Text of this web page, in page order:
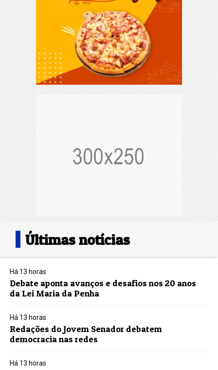
Últimas notícias
Há 13 horas
Debate aponta avanços e desafios nos 20 anos
da Lei Maria da Penha
Há 13 horas
Redações do Jovem Senador debatem
democracia nas redes
Há 13 horas